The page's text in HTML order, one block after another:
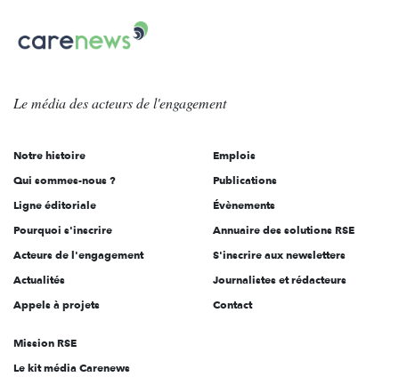
sur:
Carenews,
Le
des
l'engagement
Le médiades acteursde l'engagement
Notre histoire
Qui sommes-nous ?
Ligne éditoriale
Pourquoi s'inscrire
Acteurs de l'engagement
Actualités
Appels à projets
Emplois
Publications
Évènements
Annuaire des solutions RSE
S'inscrire aux newsletters
Journalistes et rédacteurs
Contact
Mission RSE
Le kit média Carenews